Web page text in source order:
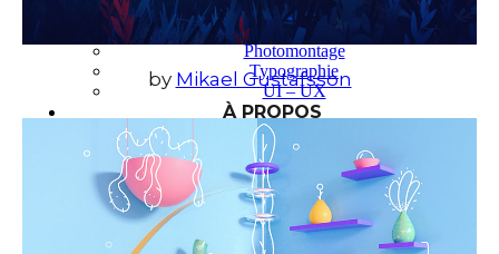
Motion Design – Conception 3D
Photographie
Photomontage
Typographie
UI – UX
À PROPOS
by Mikael Gustafsson